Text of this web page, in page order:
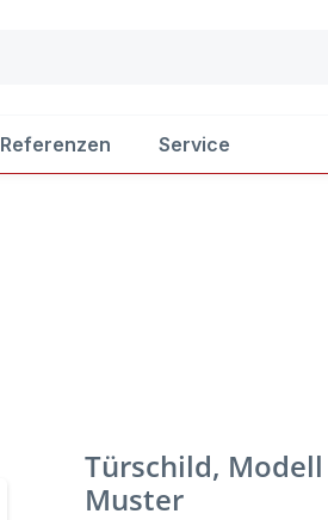
Referenzen Service
Türschild,
Muster